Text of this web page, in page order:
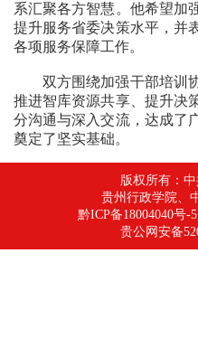
系汇聚各方智慧。他希望加
提升服务省委决策水平，并
各项服务保障工作。
双方围绕加强干部培训
推进智库资源共享、提升决
分沟通与深入交流，达成了
奠定了坚实基础。
版权所有：
贵州行政学院、
黔ICP备18004040号
贵公网安备